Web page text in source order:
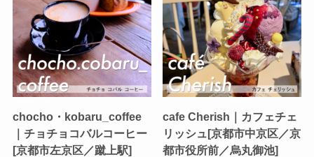
chocho・kobaru_coffee
｜チョチョコバルコーヒー
[京都市左京区／蹴上駅]
cafe Cherish｜カフェチェ
リッシュ[京都市中京区／京
都市役所前／烏丸御池]